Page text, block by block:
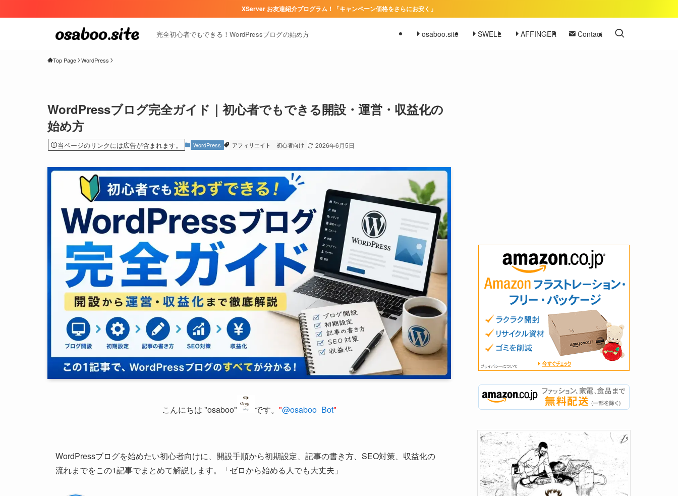
XServer お友達紹介プログラム！「キャンペーン価格をさらにお安く」
完全初心者でもできる！WordPressブログの始め方 osaboo.site SWELL AFFINGER Contact
Top Page WordPress
WordPressブログ完全ガイド｜初心者でもできる開設・運営・収益化の
始め方
当ページのリンクには広告が含まれます。 WordPress アフィリエイト 初心者向け 2026年6月5日
こんにちは "osaboo" です。 "@osaboo_Bot"
WordPressブログを始めたい初心者向けに、開設手順から初期設定、記事の書き方、SEO対策、収益化の
流れまでをこの1記事でまとめて解説します。「ゼロから始める人でも大丈夫」